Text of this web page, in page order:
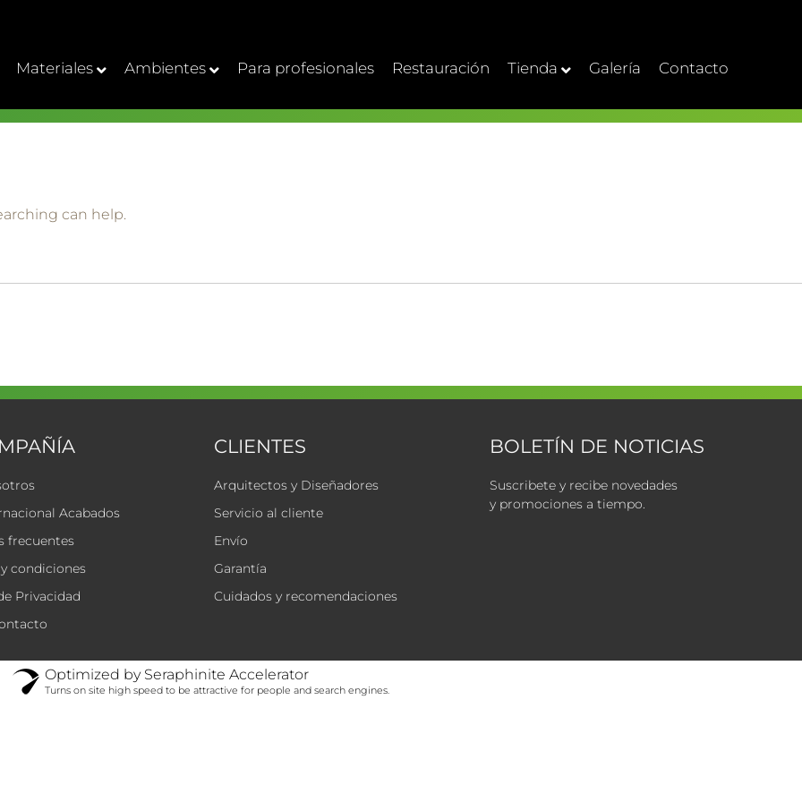
Materiales Ambientes Para profesionales Restauración Tienda Galería Contacto
can help.
Acabados
frecuentes
condiciones
Privacidad
CLIENTES
Arquitectos y Diseñadores
Servicio al cliente
Envío
Garantía
Cuidados y recomendaciones
BOLETÍN DE NOTICIAS
Suscribete y recibe novedades
y promociones a tiempo.
Optimized by Seraphinite Accelerator
Turns on site high speed to be attractive for people and search engines.